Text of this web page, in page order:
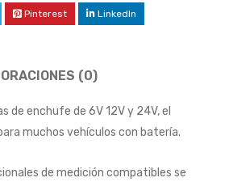
Pinterest LinkedIn
(0)
de enchufe de 6V 12V y 24V, el
muchos vehículos con batería.
de medición compatibles se